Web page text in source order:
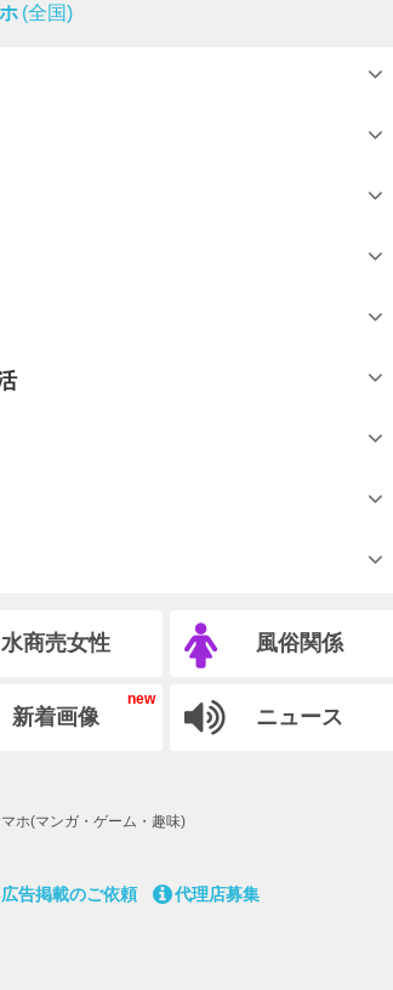
(全国)
水商売女性 風俗関係
新着画像 ニュース
ホ(マンガ・ゲーム・趣味)
広告掲載のご依頼 代理店募集